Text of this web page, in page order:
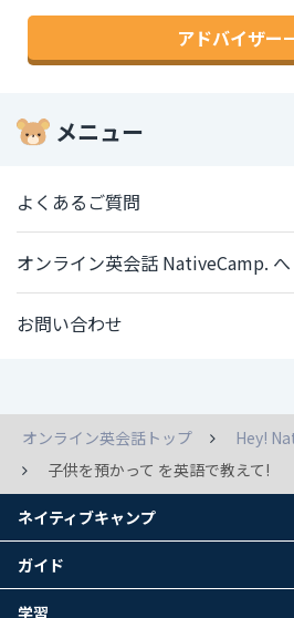
アドバイザー
メニュー
よくあるご質問
オンライン英会話 NativeCamp. へ
お問い合わせ
オンライン英会話トップ
Hey!
子供を預かって を英語で教えて!
ネイティブキャンプ
ガイド
学習